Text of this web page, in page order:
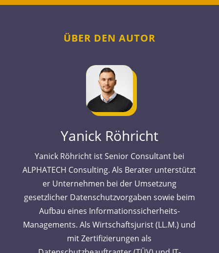
ÜBER DEN AUTOR
Yanick Röhricht
Yanick Röhricht ist Senior Consultant bei
ALPHATECH Consulting. Als Berater unterstützt
er Unternehmen bei der Umsetzung
gesetzlicher Datenschutzvorgaben sowie beim
Aufbau eines Informationssicherheits-
Managements. Als Wirtschaftsjurist (LL.M.) und
mit Zertifizierungen als